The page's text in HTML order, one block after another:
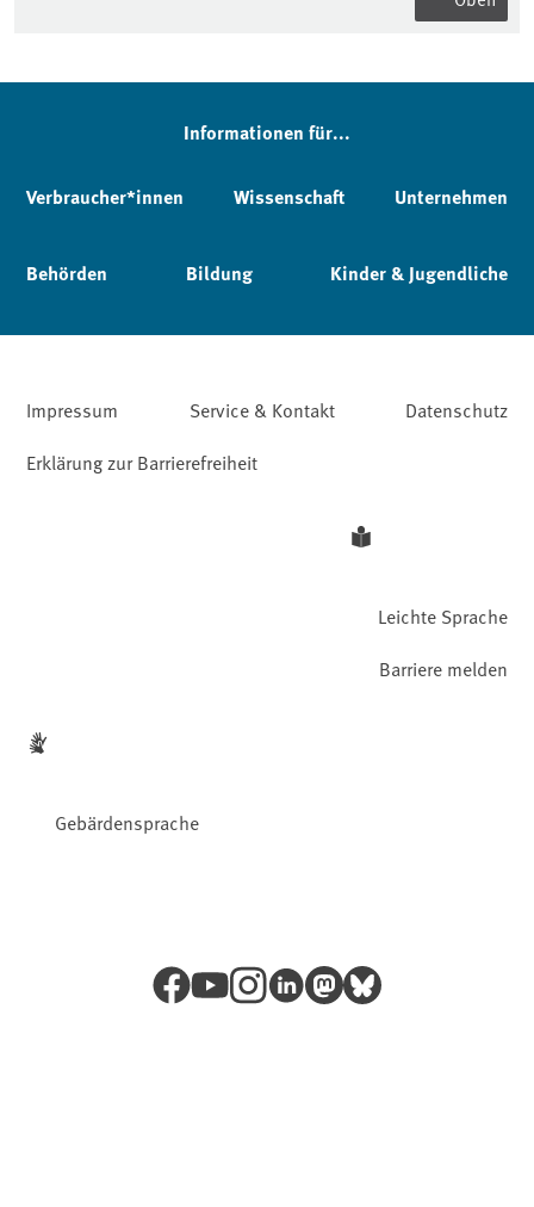
Informationen für...
Verbraucher*innen Wissenschaft Unternehmen
Behörden Bildung Kinder & Jugendliche
Impressum Service & Kontakt
Datenschutz
Erklärung zur Barrierefreiheit
Leichte Sprache
Gebärdensprache
Barriere melden